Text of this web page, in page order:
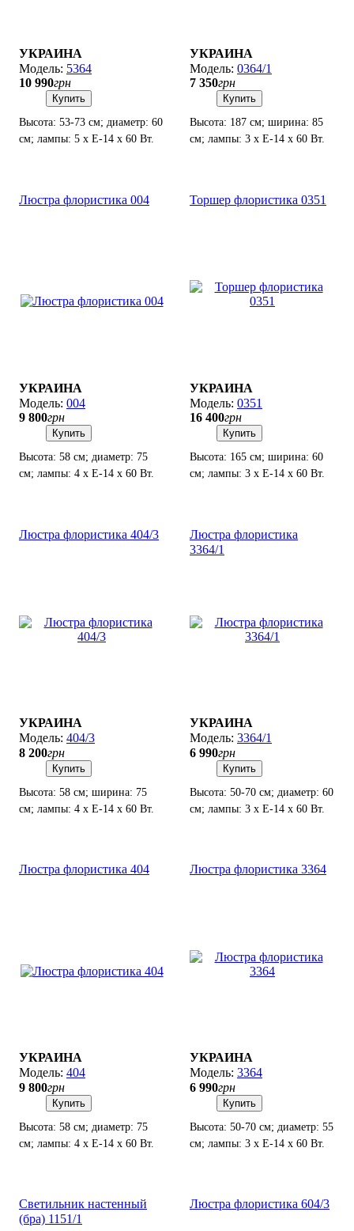
УКРАИНА
5364
10 990грн
Купить
Высота: 53-73 см; диаметр: 60
см; лампы: 5 х Е-14 х 60 Вт.
УКРАИНА
0364/1
7 350грн
Купить
Высота: 187 см; ширина: 85
см; лампы: 3 х Е-14 х 60 Вт.
Люстра флористика 004
УКРАИНА
004
9 800грн
Купить
Высота: 58 см; диаметр: 75
см; лампы: 4 х Е-14 х 60 Вт.
Торшер флористика 0351
УКРАИНА
0351
16 400грн
Купить
Высота: 165 см; ширина: 60
см; лампы: 3 х Е-14 х 60 Вт.
Люстра флористика 404/3
УКРАИНА
404/3
8 200грн
Купить
Высота: 58 см; ширина: 75
см; лампы: 4 х Е-14 х 60 Вт.
Люстра флористика
3364/1
УКРАИНА
3364/1
6 990грн
Купить
Высота: 50-70 см; диаметр: 60
см; лампы: 3 х Е-14 х 60 Вт.
Люстра флористика 404
УКРАИНА
404
9 800грн
Купить
Высота: 58 см; диаметр: 75
см; лампы: 4 х Е-14 х 60 Вт.
Люстра флористика 3364
УКРАИНА
3364
6 990грн
Купить
Высота: 50-70 см; диаметр: 55
см; лампы: 3 х Е-14 х 60 Вт.
Светильник настенный
(бра) 1151/1
Люстра флористика 604/3